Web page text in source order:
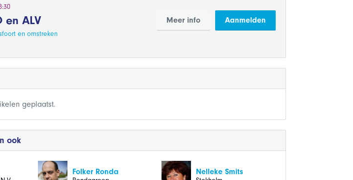
en ALV
en omstreken
Meer info Aanmelden
geplaatst.
ook
Folker Ronda Nelleke Smits